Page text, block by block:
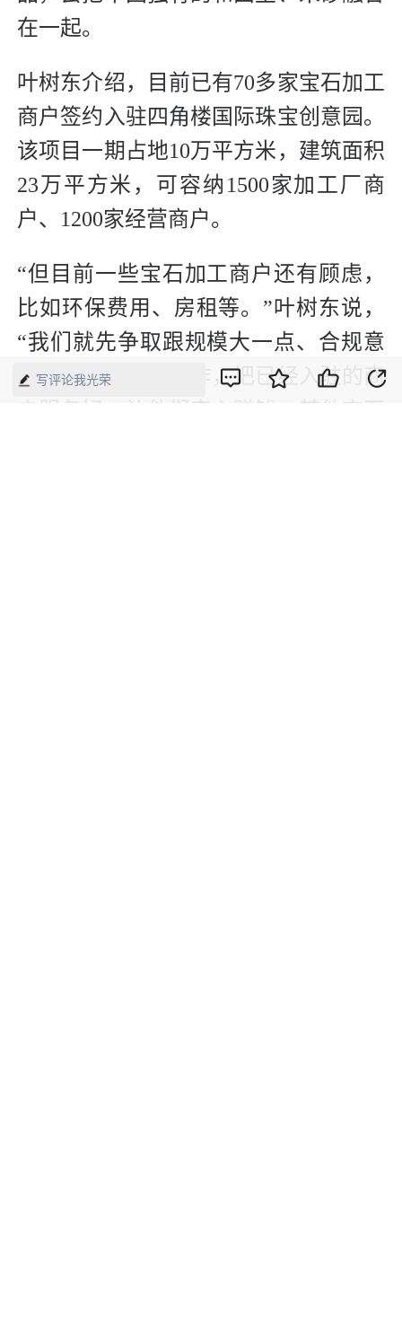
在一起。
叶树东介绍，目前已有70多家宝石加工
商户签约入驻四角楼国际珠宝创意园。
该项目一期占地10万平方米，建筑面积
23万平方米，可容纳1500家加工厂商
户、1200家经营商户。
“但目前一些宝石加工商户还有顾虑，
比如环保费用、房租等。”叶树东说，
“我们就先争取跟规模大一点、合规意
愿强一些的商户合作，把已经入驻的商
户服务好，让他们安心赚钱，其他宝石
写评论我光荣